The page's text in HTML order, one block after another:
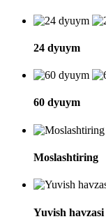
24 dyuym
60 dyuym
Moslashtiring
Yuvish havzasi